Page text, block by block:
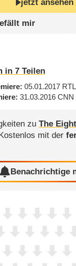
jetzt ansehen
in 7 Teilen
05.01.2017
31.03.2016 CNN
zu The
Kostenlos mit der
Benachrichtige